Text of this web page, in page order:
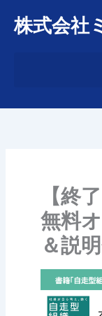
プ
株式会社
【終
無料
＆説